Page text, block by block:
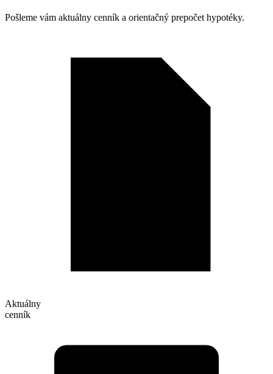
Pošleme vám aktuálny cenník a orientačný prepočet hypotéky.
Aktuálny
cenník